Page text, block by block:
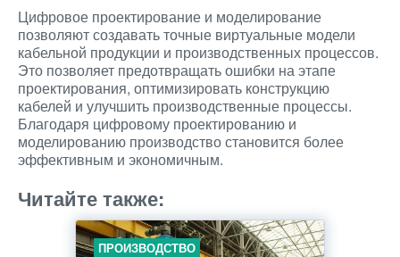
Цифровое проектирование и моделирование
позволяют создавать точные виртуальные модели
кабельной продукции и производственных процессов.
Это позволяет предотвращать ошибки на этапе
проектирования, оптимизировать конструкцию
кабелей и улучшить производственные процессы.
Благодаря цифровому проектированию и
моделированию производство становится более
эффективным и экономичным.
Читайте также:
ПРОИЗВОДСТВО